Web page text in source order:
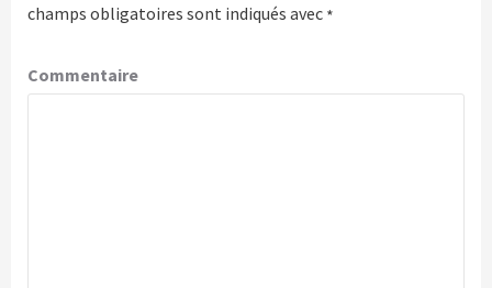
champs obligatoires sont indiqués avec *
Commentaire